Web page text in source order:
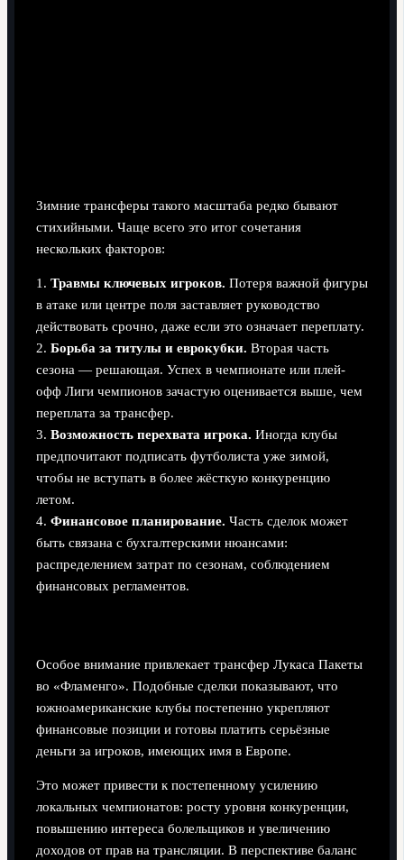
Зимние трансферы такого масштаба редко бывают
стихийными. Чаще всего это итог сочетания
нескольких факторов:
1. Травмы ключевых игроков. Потеря важной фигуры
в атаке или центре поля заставляет руководство
действовать срочно, даже если это означает переплату.
2. Борьба за титулы и еврокубки. Вторая часть
сезона — решающая. Успех в чемпионате или плей-
офф Лиги чемпионов зачастую оценивается выше, чем
переплата за трансфер.
3. Возможность перехвата игрока. Иногда клубы
предпочитают подписать футболиста уже зимой,
чтобы не вступать в более жёсткую конкуренцию
летом.
4. Финансовое планирование. Часть сделок может
быть связана с бухгалтерскими нюансами:
распределением затрат по сезонам, соблюдением
финансовых регламентов.
Особое внимание привлекает трансфер Лукаса Пакеты
во «Фламенго». Подобные сделки показывают, что
южноамериканские клубы постепенно укрепляют
финансовые позиции и готовы платить серьёзные
деньги за игроков, имеющих имя в Европе.
Это может привести к постепенному усилению
локальных чемпионатов: росту уровня конкуренции,
повышению интереса болельщиков и увеличению
доходов от прав на трансляции. В перспективе баланс